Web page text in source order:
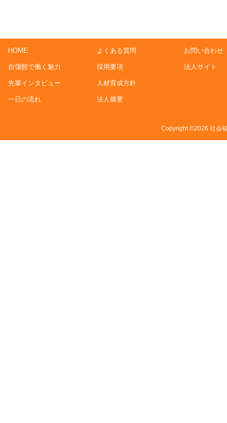
HOME
自彊館で働く魅力
先輩インタビュー
一日の流れ
よくある質問
採用要項
人材育成方針
法人概要
お問い合わせ
法人サイト
Copyright ©2026 社会